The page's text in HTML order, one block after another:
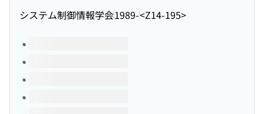
システム制御情報学会1989-<Z14-195>
このタイトルの巻号